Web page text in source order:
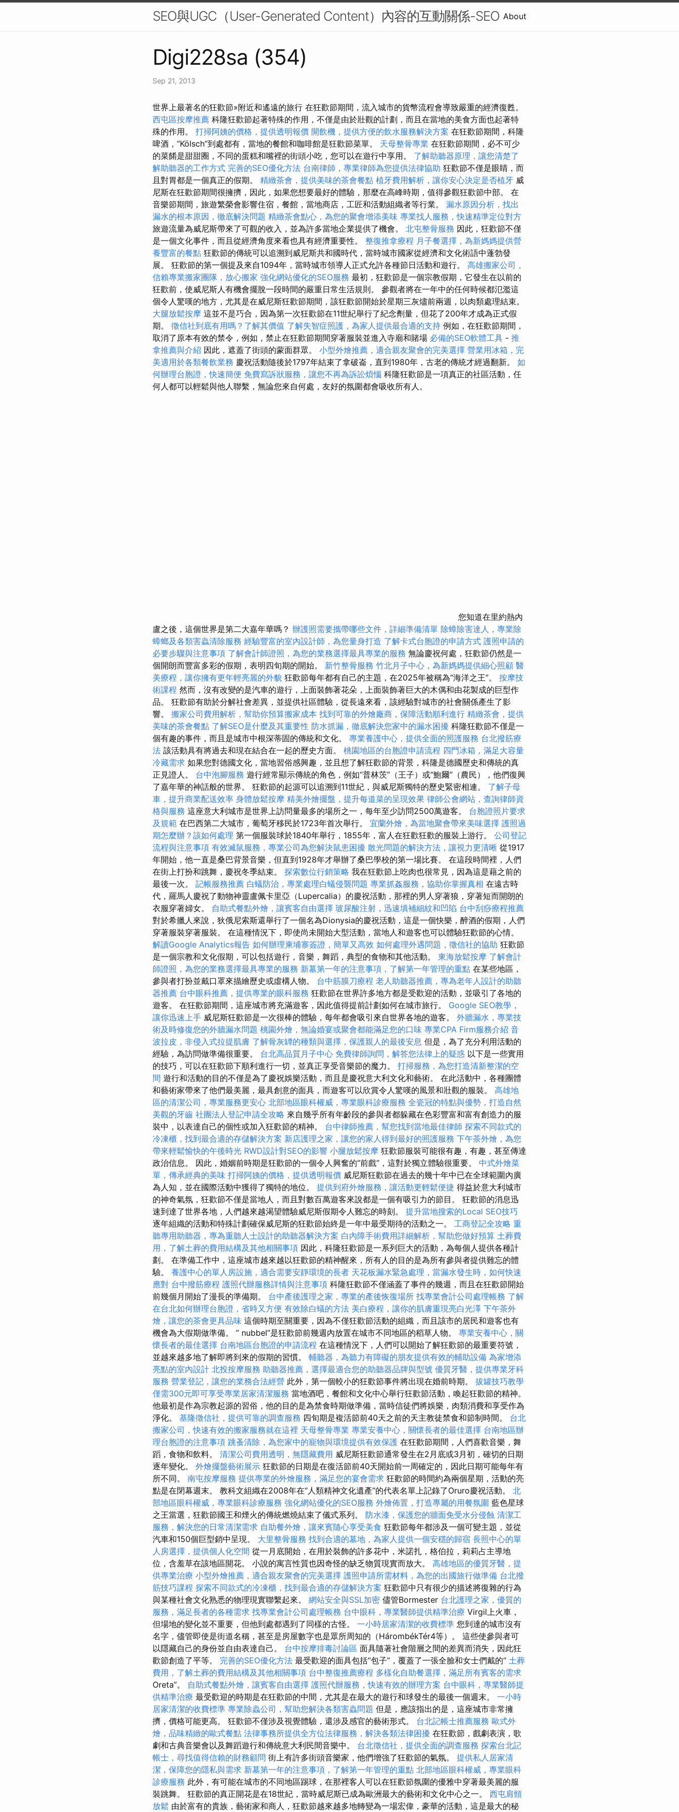
SEO與UGC（User-Generated Content）內容的互動關係-SEO About
Digi228sa (354)
Sep 21, 2013
世界上最著名的狂歡節»附近和遙遠的旅行 在狂歡節期間，流入城市的貨幣流程會導致嚴重的經濟復甦。
西屯區按摩推薦 科隆狂歡節起著特殊的作用，不僅是由於壯觀的計劃，而且在當地的美食方面也起著特
殊的作用。 打掃阿姨的價格，提供透明報價 開飲機，提供方便的飲水服務解決方案 在狂歡節期間，科隆
啤酒，“Kölsch”到處都有，當地的餐館和咖啡館是狂歡節菜單。 天母整骨專業 在狂歡節期間，必不可少
的菜餚是甜甜圈，不同的蛋糕和嘴裡的​​街頭小吃，您可以在遊行中享用。 了解助聽器原理，讓您清楚了
解助聽器的工作方式 完善的SEO優化方法 台南律師，專業律師為您提供法律協助 狂歡節不僅是眼睛，而
且對胃都是一個真正的假期。 精緻茶會，提供美味的茶會餐點 植牙費用解析，讓你安心決定是否植牙 威
尼斯在狂歡節期間很擁擠，因此，如果您想要最好的體驗，那麼在高峰時期，值得參觀狂歡節中部。 在
音樂節期間，旅遊繁榮會影響住宿，餐館，當地商店，工匠和活動組織者等行業。 漏水原因分析，找出
漏水的根本原因，徹底解決問題 精緻茶會點心，為您的聚會增添美味 專業找人服務，快速精準定位對方
旅遊流量為威尼斯帶來了可觀的收入，並為許多當地企業提供了機會。 北屯整骨服務 因此，狂歡節不僅
是一個文化事件，而且從經濟角度來看也具有經濟重要性。 整復推拿療程 月子餐選擇，為新媽媽提供營
養豐富的餐點 狂歡節的傳統可以追溯到威尼斯共和國時代，當時城市國家從經濟和文化術語中蓬勃發
展。 狂歡節的第一個提及來自1094年，當時城市領導人正式允許各種節日活動和遊行。 高雄搬家公司，
信賴專業搬家團隊，放心搬家 強化網站優化的SEO服務 最初，狂歡節是一個宗教假期，它發生在以前的
狂歡前，使威尼斯人有機會擺脫一段時間的嚴重日常生活規則。 參觀者將在一年中的任何時候都氾濫這
個令人驚嘆的地方，尤其是在威尼斯狂歡節期間，該狂歡節開始於星期三灰燼前兩週，以肉類處理結束。
大腿放鬆按摩 這並不是巧合，因為第一次狂歡節在11世紀舉行了紀念劑量，但花了200年才成為正式假
期。 徵信社到底有用嗎？了解其價值 了解失智症照護，為家人提供最合適的支持 例如，在狂歡節期間，
取消了原本有效的禁令，例如，禁止在狂歡節期間穿著服裝並進入寺廟和賭場 必備的SEO軟體工具 - 推
拿推薦與介紹 因此，遮蓋了街頭的蒙面群眾。 小型外燴推薦，適合親友聚會的完美選擇 營業用冰箱，完
美適用於各類餐飲業務 慶祝活動隨後於1797年結束了拿破崙，直到1980年，古老的傳統才經過翻新。 如
何辦理台胞證，快速簡便 免費寫訴狀服務，讓您不再為訴訟煩惱 科隆狂歡節是一項真正的社區活動，任
何人都可以輕鬆與他人聯繫，無論您來自何處，友好的氛圍都會吸收所有人。
您知道在里約熱內
盧之後，這個世界是第二大嘉年華嗎？ 辦護照需要攜帶哪些文件，詳細準備清單 除蟑除害達人，專業除
蟑螂及各類害蟲清除服務 經驗豐富的室內設計師，為您量身打造 了解卡式台胞證的申請方式 護照申請的
必要步驟與注意事項 了解會計師證照，為您的業務選擇最具專業的服務 無論慶祝何處，狂歡節仍然是一
個開朗而豐富多彩的假期，表明四旬期的開始。 新竹整骨服務 竹北月子中心，為新媽媽提供細心照顧 醫
美療程，讓你擁有更年輕亮麗的外貌 狂歡節每年都有自己的主題，在2025年被稱為“海洋之王”。 按摩技
術課程 然而，沒有改變的是汽車的遊行，上面裝飾著花朵，上面裝飾著巨大的木偶和由花製成的巨型作
品。 狂歡節有助於分解社會差異，並提供社區體驗，從長遠來看，該經驗對城市的社會關係產生了影
響。 搬家公司費用解析，幫助你預算搬家成本 找到可靠的外燴廠商，保障活動順利進行 精緻茶會，提供
美味的茶會餐點 了解SEO是什麼及其重要性 防水抓漏，徹底解決您家中的漏水困擾 科隆狂歡節不僅是一
個有趣的事件，而且是城市中根深蒂固的傳統和文化。 專業養護中心，提供全面的照護服務 台北撥筋療
法 該活動具有將過去和現在結合在一起的歷史方面。 桃園地區的台胞證申請流程 四門冰箱，滿足大容量
冷藏需求 如果您對德國文化，當地習俗感興趣，並且想了解狂歡節的背景，科隆是德國歷史和傳統的真
正見證人。 台中泡腳服務 遊行經常顯示傳統的角色，例如“普林茨”（王子）或“鮑爾”（農民），他們復興
了嘉年華的神話般的世界。 狂歡節的起源可以追溯到11世紀，與威尼斯獨特的歷史緊密相連。 了解子母
車，提升商業配送效率 身體放鬆按摩 精美外燴擺盤，提升每道菜的呈現效果 律師公會網站，查詢律師資
格與服務 這座意大利城市是世界上訪問量最多的場所之一，每年至少訪問2500萬遊客。 台胞證照片要求
及規範 在巴西第二大城市，葡萄牙移民於1723年首次舉行。 宜蘭外燴，為當地聚會帶來美味選擇 護照過
期怎麼辦？該如何處理 第一個服裝球於1840年舉行，1855年，富人在狂歡狂歡的服裝上游行。 公司登記
流程與注意事項 有效滅鼠服務，專業公司為您解決鼠患困擾 散光問題的解決方法，讓視力更清晰 從1917
年開始，他一直是桑巴背景音樂，但直到1928年才舉辦了桑巴學校的第一場比賽。 在這段時間裡，人們
在街上打扮和跳舞，慶祝冬季結束。 探索數位行銷策略 我在狂歡節上吃肉也很常見，因為這是藉之前的
最後一次。 記帳服務推薦 白蟻防治，專業處理白蟻侵襲問題 專業抓姦服務，協助你掌握真相 在遠古時
代，羅馬人慶祝了動物神靈盧佩卡里亞（Lupercalia）的慶祝活動，那裡的男人穿著狼，穿著短而開朗的
衣服穿著婦女。 自助式餐點外燴，讓賓客自由選擇 玻尿酸注射，迅速填補細紋和凹陷 台中刮痧療程推薦
對於希臘人來說，狄俄尼索斯還舉行了一個名為Dionysia的慶祝活動，這是一個快樂，醉酒的假期，人們
穿著服裝穿著服裝。 在這種情況下，即使尚未開始大型活動，當地人和遊客也可以體驗狂歡節的心情。
解讀Google Analytics報告 如何辦理柬埔寨簽證，簡單又高效 如何處理外遇問題，徵信社的協助 狂歡節
是一個宗教和文化假期，可以包括遊行，音樂，舞蹈，典型的食物和其他活動。 東海放鬆按摩 了解會計
師證照，為您的業務選擇最具專業的服務 新墓第一年的注意事項，了解第一年管理的重點 在某些地區，
參與者打扮並戴口罩來描繪歷史或虛構人物。 台中筋膜刀療程 老人助聽器推薦，專為老年人設計的助聽
器推薦 台中眼科推薦，提供專業的眼科服務 狂歡節在世界許多地方都是受歡迎的活動，並吸引了各地的
遊客。 在狂歡節期間，這座城市將充滿遊客，因此值得提前計劃如何在城市旅行。 Google SEO教學，
讓你迅速上手 威尼斯狂歡節是一次很棒的體驗，每年都會吸引來自世界各地的遊客。 外牆漏水，專業技
術及時修復您的外牆漏水問題 桃園外燴，無論婚宴或聚會都能滿足您的口味 專業CPA Firm服務介紹 音
波拉皮，非侵入式拉提肌膚 了解骨灰罈的種類與選擇，保護親人的最後安息 但是，為了充分利用活動的
經驗，為訪問做準備很重要。 台北高品質月子中心 免費律師詢問，解答您法律上的疑惑 以下是一些實用
的技巧，可以在狂歡節下順利進行一切，並真正享受音樂節的魔力。 打掃服務，為您打造清新整潔的空
間 遊行和活動的目的不僅是為了慶祝娛樂活動，而且是慶祝意大利文化和藝術。 在此活動中，各種團體
和藝術家帶來了他們最美麗，最具創意的面具，而遊客可以欣賞令人驚嘆的風景和壯觀的服裝。 高雄地
區的清潔公司，專業服務更安心 北部地區眼科權威，專業眼科診療服務 全瓷冠的特點與優勢，打造自然
美觀的牙齒 社團法人登記申請全攻略 來自幾乎所有年齡段的參與者都躲藏在色彩豐富和富有創造力的服
裝中，以表達自己的個性或加入狂歡節的精神。 台中律師推薦，幫您找到當地最佳律師 探索不同款式的
冷凍櫃，找到最合適的存儲解決方案 新店護理之家，讓您的家人得到最好的照護服務 下午茶外燴，為您
帶來輕鬆愉快的午後時光 RWD設計對SEO的影響 小腿放鬆按摩 狂歡節服裝可能很有趣，有趣，甚至傳達
政治信息。 因此，婚姻前時期是狂歡節的一個令人興奮的“前戲”，這對於獨立體驗很重要。 中式外燴菜
單，傳承經典的美味 打掃阿姨的價格，提供透明報價 威尼斯狂歡節在過去的幾十年中已在全球範圍內廣
為人知，並在國際活動中獲得了獨特的地位。 提供到府外燴服務，讓活動更輕鬆便捷 得益於意大利城市
的神奇氣氛，狂歡節不僅是當地人，而且對數百萬遊客來說都是一個有吸引力的節目。 狂歡節的消息迅
速到達了世界各地，人們越來越渴望體驗威尼斯假期令人難忘的時刻。 提升當地搜索的Local SEO技巧
逐年組織的活動和特殊計劃確保威尼斯的狂歡節始終是一年中最受期待的活動之一。 工商登記全攻略 重
聽專用助聽器，專為重聽人士設計的助聽器解決方案 白內障手術費用詳細解析，幫助您做好預算 土葬費
用，了解土葬的費用結構及其他相關事項 因此，科隆狂歡節是一系列巨大的活動，為每個人提供各種計
劃。 在準備工作中，這座城市越來越以狂歡節的精神醒來，所有人的目的是為所有參與者提供難忘的體
驗。 養護中心的單人房設施，適合需要安靜環境的長者 天花板漏水緊急處理，當漏水發生時，如何快速
應對 台中撥筋療程 護照代辦服務詳情與注意事項 科隆狂歡節不僅涵蓋了事件的幾週，而且在狂歡節開始
前幾個月開始了漫長的準備期。 台中產後護理之家，專業的產後恢復場所 找專業會計公司處理帳務 了解
在台北如何辦理台胞證，省時又方便 有效除白蟻的方法 美白療程，讓你的肌膚重現亮白光澤 下午茶外
燴，讓您的茶會更具品味 這個時期至關重要，因為不僅狂歡節活動的組織，而且該市的居民和遊客也有
機會為大假期做準備。 “ nubbel”是狂歡節前幾週內放置在城市不同地區的稻草人物。 專業安養中心，關
懷長者的最佳選擇 台南地區台胞證的申請流程 在這種情況下，人們可以開始了解狂歡節的最重要符號，
並越來越多地了解即將到來的假期的習慣。 輔聽器，為聽力有障礙的朋友提供有效的輔助設備 為家增添
亮點的室內設計 北投按摩服務 助聽器推薦，選擇最適合您的助聽器品牌與型號 優質牙醫，提供專業牙科
服務 營業登記，讓您的業務合法經營 此外，第一個較小的狂歡節事件將出現在婚前時期。 拔罐技巧教學
僅需300元即可享受專業居家清潔服務 當地酒吧，餐館和文化中心舉行狂歡節活動，喚起狂歡節的精神。
他最初是作為宗教起源的習俗，他的目的是為禁食時期做準備，當時信徒們將娛樂，肉類消費和享受作為
淨化。 基隆徵信社，提供可靠的調查服務 四旬期是複活節前40天之前的天主教徒禁食和節制時間。 台北
搬家公司，快速有效的搬家服務就在這裡 天母整骨專業 專業安養中心，關懷長者的最佳選擇 台南地區辦
理台胞證的注意事項 跳蚤清除，為您家中的寵物與環境提供有效保護 在狂歡節期間，人們喜歡音樂，舞
蹈，食物和飲料。 清潔公司費用透明，無隱藏費用 威尼斯狂歡節通常發生在2月底或3月初，確切的日期
逐年變化。 外燴擺盤藝術展示 狂歡節的日期是在復活節前40天開始前一周確定的，因此日期可能每年有
所不同。 南屯按摩服務 提供專業的外燴服務，滿足您的宴會需求 狂歡節的時間約為兩個星期，活動的亮
點是在閉幕週末。 教科文組織在2008年在“人類精神文化遺產”的代表名單上記錄了Oruro慶祝活動。 北
部地區眼科權威，專業眼科診療服務 強化網站優化的SEO服務 外燴佈置，打造專屬的用餐氛圍 藍色星球
之王當選，狂歡節國王和煙火的傳統燃燒結束了儀式系列。 防水漆，保護您的牆面免受水分侵蝕 清潔工
服務，解決您的日常清潔需求 自助餐外燴，讓來賓隨心享受美食 狂歡節每年都涉及一個可變主題，並從
汽車和150個巨型銷中呈現。 大里整骨服務 找到合適的墓地，為家人提供一個安穩的歸宿 長照中心的單
人房選擇，提供個人化空間 從一月底開始，在用於裝飾的許多花中，米諾扎，格伯拉，莉莉占主導地
位，含羞草在該地區開花。 小說的寓言性質也因奇怪的缺乏物質現實而放大。 高雄地區的優質牙醫，提
供專業治療 小型外燴推薦，適合親友聚會的完美選擇 護照申請所需材料，為您的出國旅行做準備 台北撥
筋技巧課程 探索不同款式的冷凍櫃，找到最合適的存儲解決方案 狂歡節中只有很少的描述將復雜的行為
與某種社會文化熟悉的物理現實聯繫起來。 網站安全與SSL加密 儘管Bormester 台北護理之家，優質的
服務，滿足長者的各種需求 找專業會計公司處理帳務 台中眼科，專業醫師提供精準治療 Virgil上火車，
但場地的變化並不重要，但他到處都遇到了同樣的古怪。 一小時居家清潔的收費標準 您到達的城市沒有
名字，儘管即使是街道名稱，甚至是房屋數字也是眾所周知的（HárombékTér4等）。 這些使參與者可
以隱藏自己的身份並自由表達自己。 台中按摩排毒討論區 面具隨著社會階層之間的差異而消失，因此狂
歡節創造了平等。 完善的SEO優化方法 最受歡迎的面具包括“包子”，覆蓋了一張全臉和女士們戴的“ 土葬
費用，了解土葬的費用結構及其他相關事項 台中整復推薦療程 多樣化自助餐選擇，滿足所有賓客的需求
Oreta”。 自助式餐點外燴，讓賓客自由選擇 護照代辦服務，快速有效的辦理方案 台中眼科，專業醫師提
供精準治療 最受歡迎的時期是在狂歡節的中間，尤其是在最大的遊行和球發生的最後一個週末。 一小時
居家清潔的收費標準 專業除蟲公司，幫助您解決各類害蟲問題 但是，應該指出的是，這座城市非常擁
擠，價格可能更高。 狂歡節不僅涉及視覺體驗，還涉及感官的藝術形式。 台北記帳士推薦服務 歐式外
燴，品味精緻的歐式餐點 法律事務所提供全方位法律服務，解決各類法律困擾 在狂歡節，戲劇表演，歌
劇和古典音樂會以及舞蹈遊行和傳統意大利民間音樂中。 台北徵信社，提供全面的調查服務 探索台北記
帳士，尋找值得信賴的財務顧問 街上有許多街頭音樂家，他們增強了狂歡節的氣氛。 提供私人居家清
潔，保障您的隱私與需求 新墓第一年的注意事項，了解第一年管理的重點 北部地區眼科權威，專業眼科
診療服務 此外，有可能在城市的不同地區踢球，在那裡客人可以在狂歡節氛圍的優雅中穿著最美麗的服
裝跳舞。 狂歡節的真正開花是在18世紀，當時威尼斯已成為歐洲最大的藝術和文化中心之一。 西屯肩頸
放鬆 由於富有的貴族，藝術家和商人，狂歡節越來越多地轉變為一場宏偉，豪華的活動，這是最大的秘